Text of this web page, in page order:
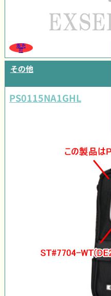
販売
可
その他
PS0115NA1GHL